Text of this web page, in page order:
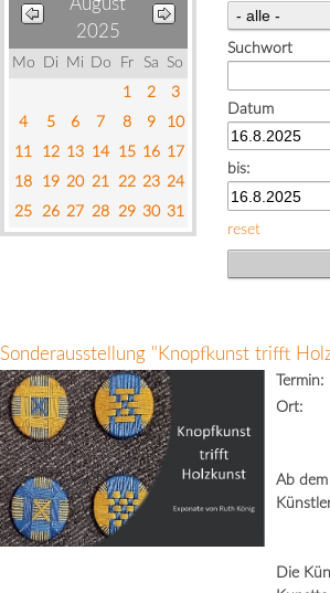
August
2025
Mo Di Mi Do Fr Sa
So
1
2
3
4
5 6 7 8 9
10
11
12 13 14 15 16 17
18
19 20 21 22 23 24
25
26 27 28 29 30 31
Suchwort
Datum
bis:
reset
Sonderausstellung "Knopfkunst trifft
Termin:
Ort:
Ab
Die